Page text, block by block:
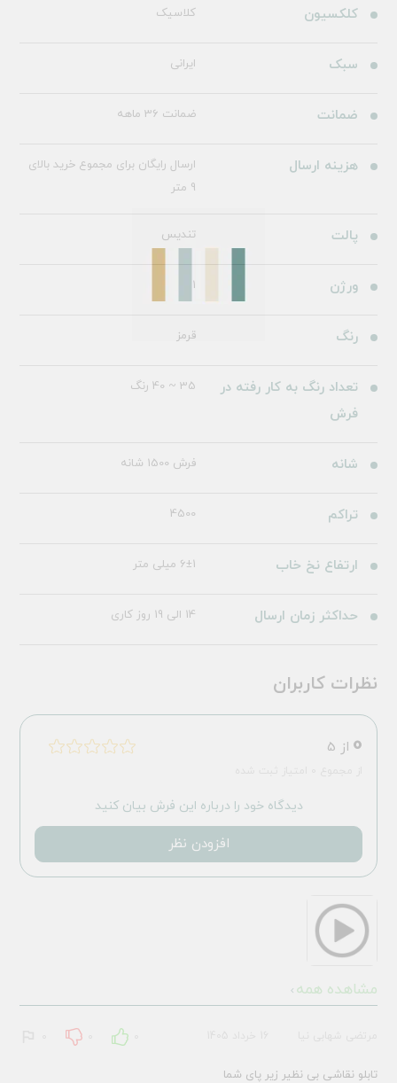
کلکسیون کلاسیک
سبک ایرانی
ضمانت ضمانت 36 ماهه
هزینه ارسال
ارسال رایگان برای مجموع خرید بالای
9 متر
پالت تندیس
ورژن 1
رنگ قرمز
تعداد رنگ به کار رفته در
فرش
35 ~ 40 رنگ
شانه فرش 1500 شانه
تراکم 4500
ارتفاع نخ خاب 6±1 میلی متر
حداکثر زمان ارسال 14 الی 19 روز کاری
نظرات کاربران
0 از 5
دیدگاه خود را درباره این فرش بیان کنید
افزودن نظر
مشاهده همه
تابلو نقاشی بی نظیر زیر پای شما